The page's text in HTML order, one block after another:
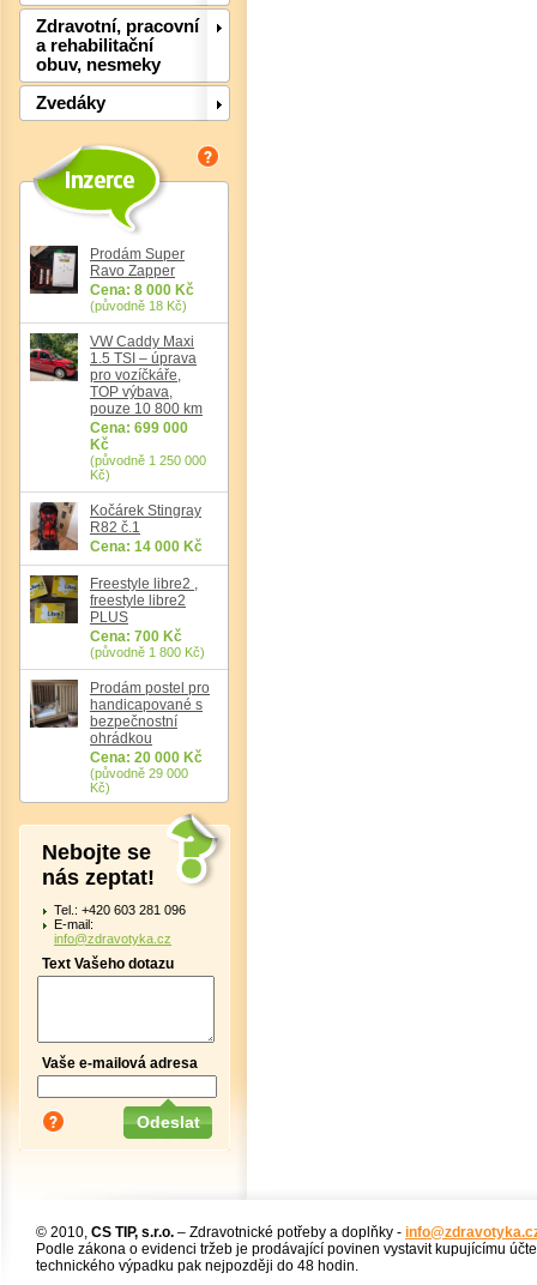
Zdravotní, pracovní
a rehabilitační
obuv, nesmeky
Zvedáky
Prodám Super
Ravo Zapper
Cena: 8 000 Kč
(původně 18 Kč)
VW Caddy Maxi
1.5 TSI – úprava
pro vozíčkáře,
TOP výbava,
pouze 10 800 km
Cena: 699 000
Kč
(původně 1 250 000
Kč)
Kočárek Stingray
R82 č.1
Cena: 14 000 Kč
Freestyle libre2 ,
freestyle libre2
PLUS
Cena: 700 Kč
(původně 1 800 Kč)
Prodám postel pro
handicapované s
bezpečnostní
ohrádkou
Cena: 20 000 Kč
(původně 29 000
Kč)
Nebojte se
nás zeptat!
Tel.: +420 603 281 096
E-mail:
info@zdravotyka.cz
Text Vašeho dotazu
Vaše e-mailová adresa
© 2010, CS TIP, s.r.o. – Zdravotnické potřeby a doplňky -
Podle zákona o evidenci tržeb je prodávající povinen vystavit kupujícímu
technického výpadku pak nejpozději do 48 hodin.